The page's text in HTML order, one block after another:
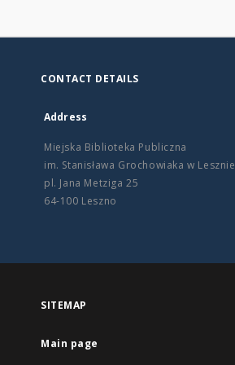
CONTACT DETAILS
Address
Miejska Biblioteka Publiczna
im. Stanisława Grochowiaka w Lesznie
pl. Jana Metziga 25
64-100 Leszno
SITEMAP
Main page